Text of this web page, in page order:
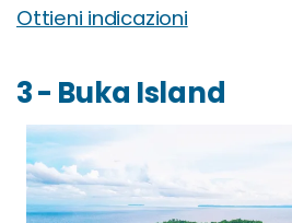
Ottieni indicazioni
3 - Buka Island